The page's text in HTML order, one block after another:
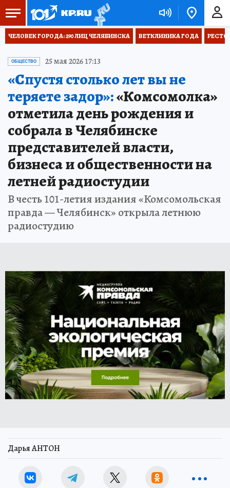
ЧЕЛОВЕК ГОРОДА: 290 ЛИЦ ЧЕЛЯБИНСКА ВЕТКЛИНИКА ГОДА
ОБЩЕСТВО 25 мая 2026 17:13
«Спустя столько лет вы не
теряете задор»:«Комсомолка»
отметила день рождения и
собрала в Челябинске
представителей власти,
бизнеса и общественности на
летней радиостудии
В честь 101-летия издания «Комсомольская
правда — Челябинск» открыла летнюю
радиостудию
Дарья АНТОН